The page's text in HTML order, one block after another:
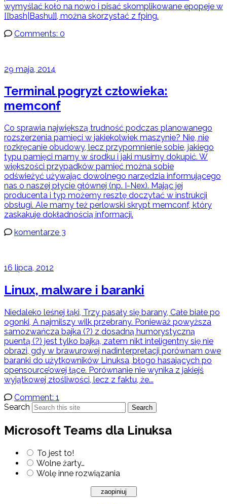
wymyślać koło na nowo i pisać skomplikowane epopeje w
[[bash|Bashu]], można skorzystać z fping.
Comments: 0
29 maja, 2014
Terminal pogryzł człowieka:
memconf
Co sprawia największą trudność podczas planowanego
rozszerzenia pamięci w jakiekolwiek maszynie? Nie, nie
rozkręcanie obudowy, lecz przypomnienie sobie, jakiego
typu pamięci mamy w środku i jaki musimy dokupić. W
większości przypadków pamięć można sobie
odświeżyć używając dowolnego narzędzia informującego
nas o naszej płycie głównej (np. I-Nex). Mając jej
producenta i typ możemy resztę doczytać w instrukcji
obsługi. Ale mamy też perlowski skrypt memconf, który
zaskakuje dokładnością informacji.
komentarze 3
16 lipca, 2012
Linux, malware i baranki
Niedaleko leśnej łąki, Trzy pasały się barany, Całe białe po
ogonki, A najmilszy wilk przebrany. Ponieważ powyższa
samozwańcza bajka (?) z dosadną humorystyczną
puentą (?) jest tylko bajką, zatem nikt inteligentny się nie
obrazi, gdy w brawurowej nadinterpretacji porównam owe
baranki do użytkowników Linuksa, błogo hasających po
opensource’owej łące. Porównanie nie wynika z jakiejś
wyjątkowej złośliwości, lecz z faktu, że...
Comment: 1
Search
Search
Microsoft Teams dla Linuksa
To jest to!
Wolne żarty…
Wolę inne rozwiązania